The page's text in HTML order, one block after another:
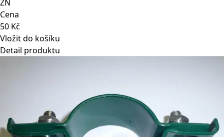
ZN
Cena
50 Kč
Vložit do košíku
Detail produktu